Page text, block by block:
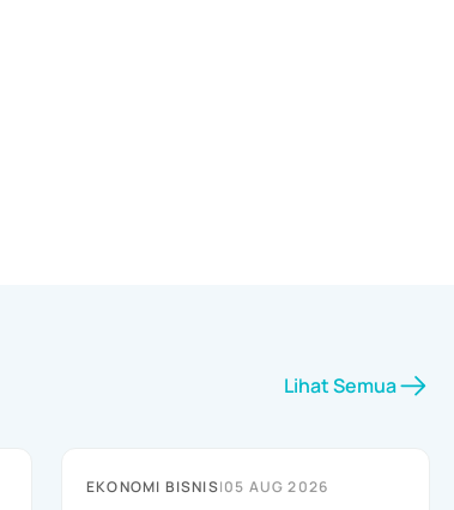
Lihat Semua
EKONOMI BISNIS|05 AUG 2026